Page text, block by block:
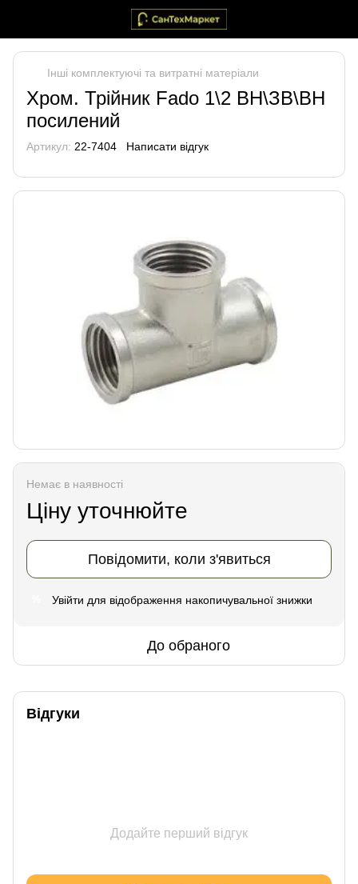
Інші комплектуючі та витратні матеріали
Хром. Трійник Fado 1\2 ВН\ЗВ\ВН
посилений
Артикул: 22-7404 Написати відгук
Немає в наявності
Ціну уточнюйте
Повідомити, коли з'явиться
Увійти для відображення накопичувальної знижки
До обраного
Відгуки
Додайте перший відгук